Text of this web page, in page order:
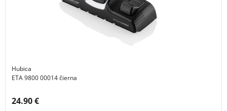
Hubica
ETA 9800 00014 čierna
Cena s DPH:
24.90 €